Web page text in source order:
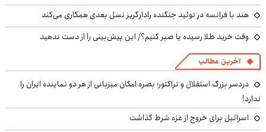
هند با فرانسه در تولید جنگنده رادارگریز نسل بعدی همکاری می‌کند
وقت خرید طلا رسیده یا صبر کنیم؟/ این پیش‌بینی را از دست ندهید
آخرین مطالب
دردسر بزرگ استقلال و تراکتور؛ بصره امکان میزبانی از هر دو نماینده ایران را
ندارد!
اسرائیل برای خروج از غزه شرط گذاشت